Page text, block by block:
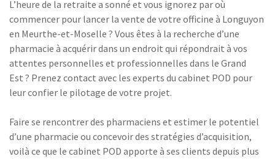
L’heure de la retraite a sonné et vous ignorez par où
commencer pour lancer la vente de votre officine à Longuyon
en Meurthe-et-Moselle ? Vous êtes à la recherche d’une
pharmacie à acquérir dans un endroit qui répondrait à vos
attentes personnelles et professionnelles dans le Grand
Est ? Prenez contact avec les experts du cabinet POD pour
leur confier le pilotage de votre projet.
Faire se rencontrer des pharmaciens et estimer le potentiel
d’une pharmacie ou concevoir des stratégies d’acquisition,
voilà ce que le cabinet POD apporte à ses clients depuis plus